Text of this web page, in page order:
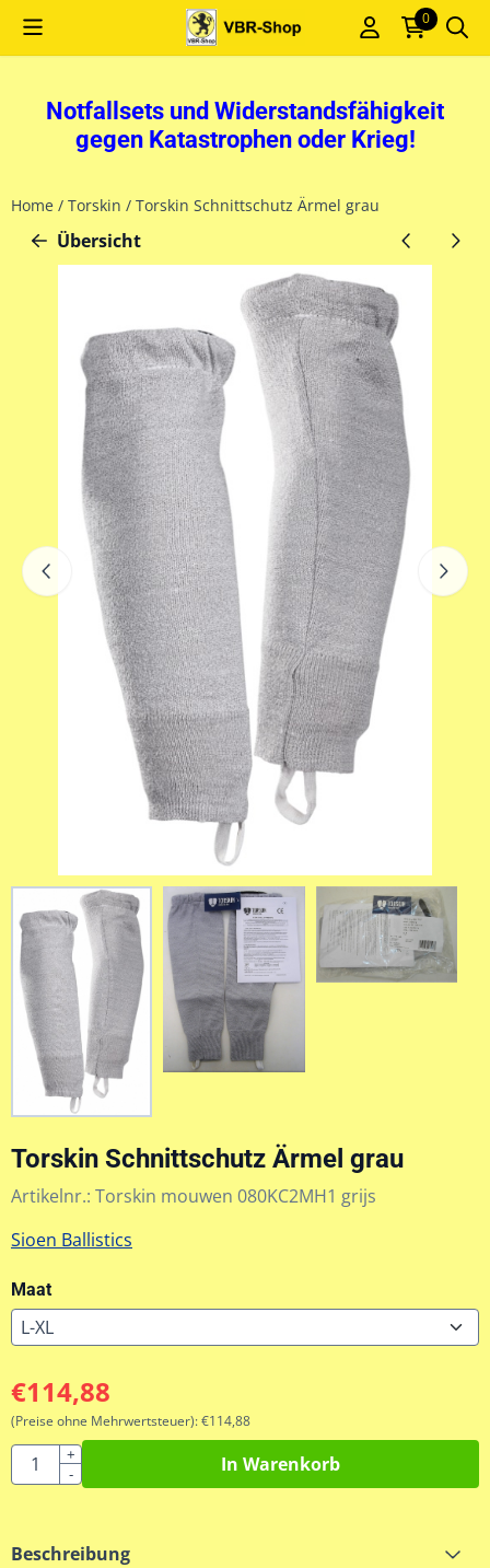
Cookie-Einstellungen sind derzeit geschlossen. 0
Notfallsets und Widerstandsfähigkeit
gegen Katastrophen oder Krieg!
Home / Torskin / Torskin Schnittschutz Ärmel grau
Übersicht
Torskin Schnittschutz Ärmel grau
Artikelnr.: Torskin mouwen 080KC2MH1 grijs
Sioen Ballistics
Maat
€114,88
(Preise ohne Mehrwertsteuer):€114,88
Anzahl
+
-
In Warenkorb
Beschreibung